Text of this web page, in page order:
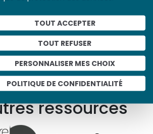
TOUT ACCEPTER
TOUT REFUSER
PERSONNALISER MES CHOIX
POLITIQUE DE CONFIDENTIALITÉ
sociales, économiques,
d’une époque.
et les événements d’hier, c’est
d’aujourd’hui. Un site qui
famille, enseignants, élèves… mais
amateurs d’art et d’histoire.
En savoir plus sur le projet
ressources